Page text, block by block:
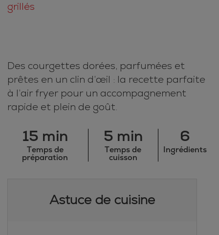
grillés
Des courgettes dorées, parfumées et
prêtes en un clin d’œil : la recette parfaite
à l’air fryer pour un accompagnement
rapide et plein de goût.
15 min
Temps de
préparation
5 min
Temps de
cuisson
6
Ingrédients
Astuce de cuisine